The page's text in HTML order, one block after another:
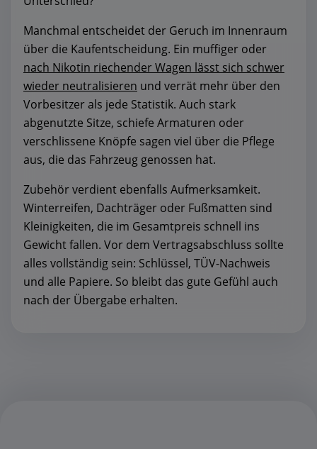
Manchmal entscheidet der Geruch im Innenraum
über die Kaufentscheidung. Ein muffiger oder
nach Nikotin riechender Wagen lässt sich schwer
wieder neutralisieren und verrät mehr über den
Vorbesitzer als jede Statistik. Auch stark
abgenutzte Sitze, schiefe Armaturen oder
verschlissene Knöpfe sagen viel über die Pflege
aus, die das Fahrzeug genossen hat.
Zubehör verdient ebenfalls Aufmerksamkeit.
Winterreifen, Dachträger oder Fußmatten sind
Kleinigkeiten, die im Gesamtpreis schnell ins
Gewicht fallen. Vor dem Vertragsabschluss sollte
alles vollständig sein: Schlüssel, TÜV-Nachweis
und alle Papiere. So bleibt das gute Gefühl auch
nach der Übergabe erhalten.